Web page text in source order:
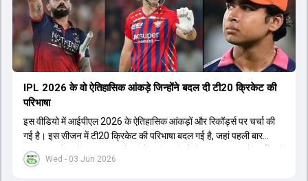
होता। यही कारण है कि RCB ने लगातार सफलता हासिल की है।
Wed - 03 Jun 2026
IPL 2026 के वो ऐतिहासिक आंकड़े जिन्होंने बदल दी टी20 क्रिकेट की
परिभाषा
इस वीडियो में आईपीएल 2026 के ऐतिहासिक आंकड़ों और रिकॉर्ड्स पर चर्चा की
गई है। इस सीजन में टी20 क्रिकेट की परिभाषा बदल गई है, जहां पहली बार
भारतीय बल्लेबाजों का स्ट्राइक रेट विदेशी खिलाड़ियों से ज्यादा रहा। पूरे टूर्नामेंट में
1426 छक्के लगे और 65 बार टीमों ने 200 से ज्यादा का स्कोर बनाया, जो एक